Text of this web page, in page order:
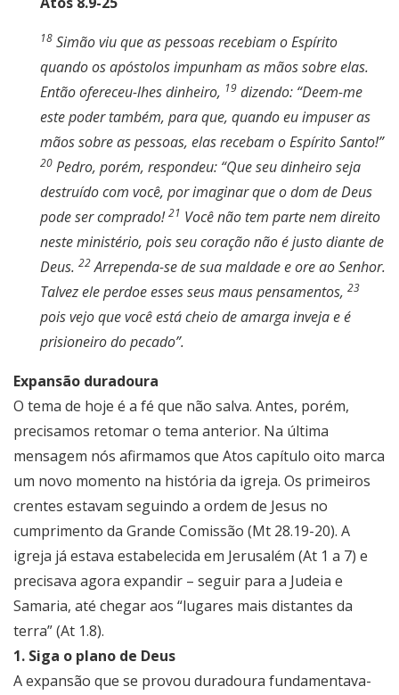
18 Simão viu que as pessoas recebiam o Espírito
quando os apóstolos impunham as mãos sobre elas.
Então ofereceu-lhes dinheiro, 19 dizendo: “Deem-me
este poder também, para que, quando eu impuser as
mãos sobre as pessoas, elas recebam o Espírito Santo!”
20 Pedro, porém, respondeu: “Que seu dinheiro seja
destruído com você, por imaginar que o dom de Deus
pode ser comprado!21 Você não tem parte nem direito
neste ministério, pois seu coração não é justo diante de
Deus. 22Arrependa-se de sua maldade e ore ao Senhor.
Talvez ele perdoe esses seus maus pensamentos, 23
pois vejo que você está cheio de amarga inveja e é
prisioneiro do pecado”.
Expansão duradoura
O tema de hoje é a fé que não salva. Antes, porém,
precisamos retomar o tema anterior. Na última
mensagem nós afirmamos que Atos capítulo oito marca
um novo momento na história da igreja. Os primeiros
crentes estavam seguindo a ordem de Jesus no
cumprimento da Grande Comissão (Mt 28.19-20). A
igreja já estava estabelecida em Jerusalém (At 1 a 7) e
precisava agora expandir – seguir para a Judeia e
Samaria, até chegar aos “lugares mais distantes da
terra” (At 1.8).
1. Siga o plano de Deus
A expansão que se provou duradoura fundamentava-